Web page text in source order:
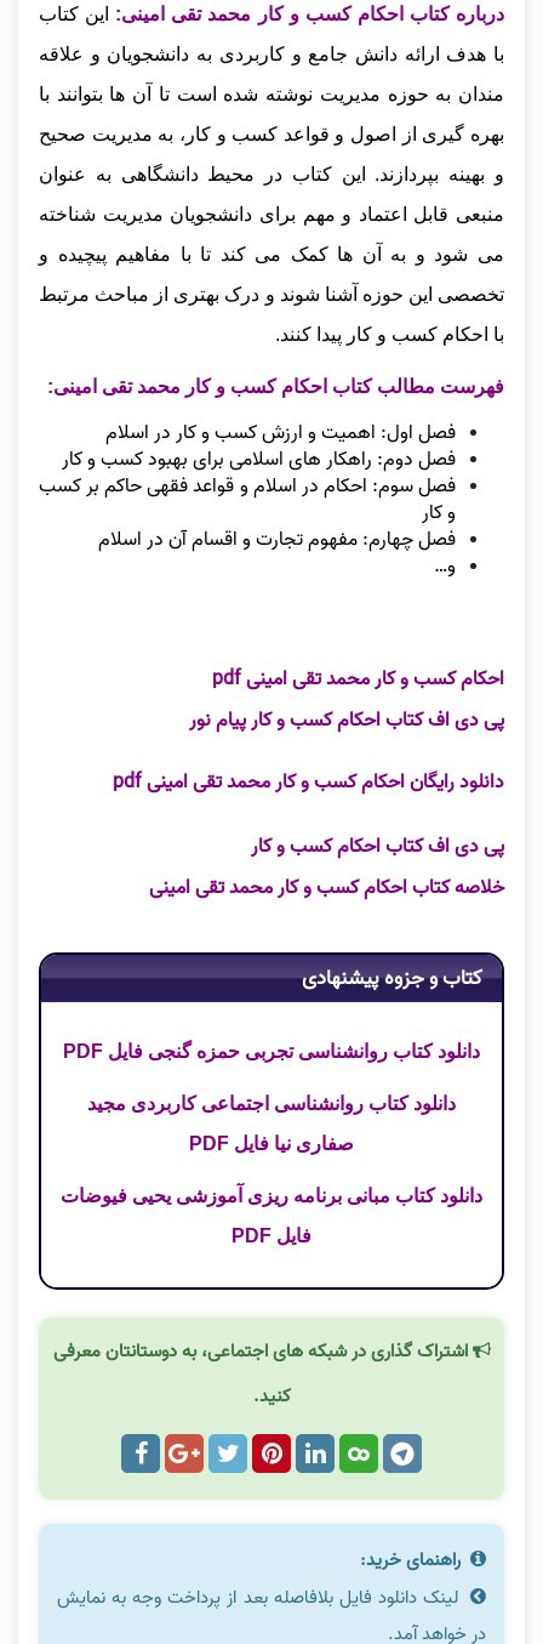
درباره کتاب احکام کسب و کار محمد تقی امینی:
این کتاب
با هدف ارائه دانش جامع و کاربردی به دانشجویان و علاقه‌
مندان به حوزه مدیریت نوشته شده است تا آن‌ ها بتوانند با
بهره‌ گیری از اصول و قواعد کسب و کار، به مدیریت صحیح
و بهینه بپردازند. این کتاب در محیط دانشگاهی به عنوان
منبعی قابل اعتماد و مهم برای دانشجویان مدیریت شناخته
می‌ شود و به آن‌ ها کمک می‌ کند تا با مفاهیم پیچیده و
تخصصی این حوزه آشنا شوند و درک بهتری از مباحث مرتبط
با احکام کسب و کار پیدا کنند.
فهرست مطالب کتاب احکام کسب و کار محمد تقی امینی:
فصل اول: اهمیت و ارزش کسب و کار در اسلام
فصل دوم: راهکار های اسلامی برای بهبود کسب و کار
فصل سوم: احکام در اسلام و قواعد فقهی حاکم بر کسب
و کار
فصل چهارم: مفهوم تجارت و اقسام آن در اسلام
و…
احکام کسب و کار محمد تقی امینی pdf
پی دی اف کتاب احکام کسب و کار پیام نور
دانلود رایگان احکام کسب و کار محمد تقی امینی pdf
پی دی اف کتاب احکام کسب و کار
خلاصه کتاب احکام کسب و کار محمد تقی امینی
کتاب و جزوه پیشنهادی
دانلود کتاب روانشناسی تجربی حمزه گنجی فایل PDF
دانلود کتاب روانشناسی اجتماعی کاربردی مجید
صفاری نیا فایل PDF
دانلود کتاب مبانی برنامه ریزی آموزشی یحیی فیوضات
فایل PDF
اشتراک گذاری در شبکه های اجتماعی، به دوستانتان معرفی
کنید.
راهنمای خرید:
لینک دانلود فایل بلافاصله بعد از پرداخت وجه به نمایش
در خواهد آمد.